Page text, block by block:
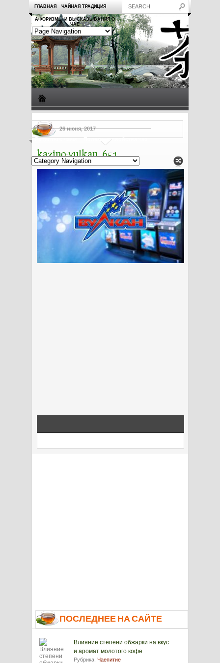
ГЛАВНАЯ ЧАЙНАЯ ТРАДИЦИЯ
АФОРИЗМЫ И ВЫСКАЗЫВАНИЯ О
ЧАЕ
Рецепты с чаем Полезные свойства чая
26 июня, 2017
kazino-vulkan_651
ПОСЛЕДНЕЕ НА САЙТЕ
Влияние степени обжарки на вкус
и аромат молотого кофе
Рубрика: Чаепитие